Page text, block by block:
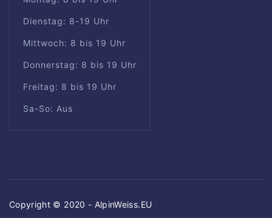
Dienstag: 8-19 Uhr
Mittwoch: 8 bis 19 Uhr
Donnerstag: 8 bis 19 Uhr
Freitag: 8 bis 19 Uhr
Sa-So: Aus
Copyright © 2020 - AlpinWeiss.EU